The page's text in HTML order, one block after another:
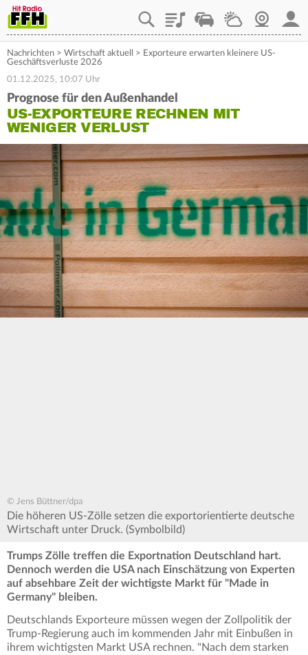
PlaylistStaupilotWetterWebcam
Nachrichten > Wirtschaft aktuell > Exporteure erwarten kleinere US-
Geschäftsverluste 2026
01.12.2025, 10:07 Uhr
Prognose für den Außenhandel
US-EXPORTEURE RECHNEN MIT
WENIGER VERLUST
© Jens Büttner/dpa
Die höheren US-Zölle setzen die exportorientierte deutsche
Wirtschaft unter Druck. (Symbolbild)
Trumps Zölle treffen die Exportnation Deutschland hart.
Dennoch werden die USA nach Einschätzung von Experten
auf absehbare Zeit der wichtigste Markt für "Made in
Germany" bleiben.
Deutschlands Exporteure müssen wegen der Zollpolitik der
Trump-Regierung auch im kommenden Jahr mit Einbußen in
ihrem wichtigsten Markt USA rechnen. "Nach dem starken